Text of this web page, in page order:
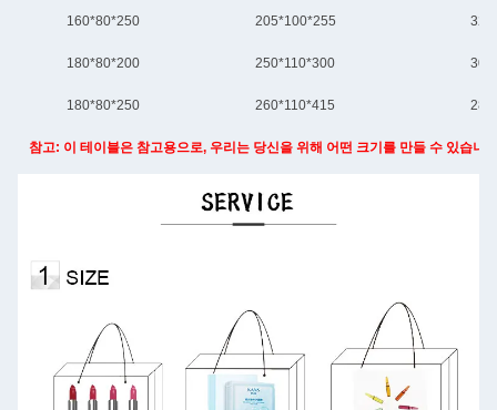
160*80*250 205*100*255
180*80*200 250*110*300
180*80*250 260*110*415
참고: 이 테이블은 참고용으로, 우리는 당신을 위해 어떤 크기를 만들 수 있습니